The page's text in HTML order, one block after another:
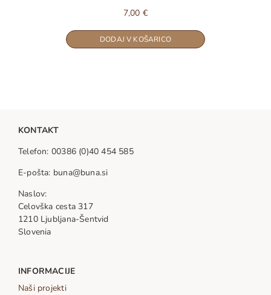
7,00 €
DODAJ V KOŠARICO
KONTAKT
Telefon: 00386 (0)40 454 585
E-pošta: buna@buna.si
Naslov:
Celovška cesta 317
1210 Ljubljana-Šentvid
Slovenia
INFORMACIJE
Naši projekti